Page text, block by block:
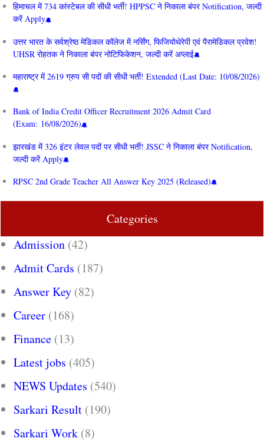
हिमाचल में 734 कांस्टेबल की सीधी भर्ती! HPPSC ने निकाला बंपर Notification, जल्दी
करें Apply
उत्तर भारत के सर्वश्रेष्ठ मेडिकल कॉलेज में नर्सिंग, फिजियोथेरेपी एवं पैरामेडिकल प्रवेश!
UHSR रोहतक ने निकाला बंपर नोटिफिकेशन, जल्दी करें अप्लाई
महाराष्ट्र में 2619 ग्रुप सी पदों की सीधी भर्ती! Extended (Last Date: 10/08/2026)
Bank of India Credit Officer Recruitment 2026 Admit Card
(Exam: 16/08/2026)
झारखंड में 326 इंटर लेवल पदों पर सीधी भर्ती! JSSC ने निकाला बंपर Notification,
जल्दी करें Apply
RPSC 2nd Grade Teacher All Answer Key 2025 (Released)
Categories
Admission (42)
Admit Cards (187)
Answer Key (82)
Career (168)
Finance (13)
Latest jobs (405)
NEWS Updates (540)
Sarkari Result (190)
Sarkari Work (8)